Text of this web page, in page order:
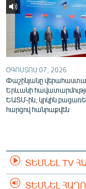
ՕԳՈՍՏՈՍ 07, 2026
Փաշինյանը
Երևանի
ԵԱՏՄ-ին, կրկին
հարցով հանրաքվեն
ՏԵՍՆԵԼ TV
ՏԵՍՆԵԼ